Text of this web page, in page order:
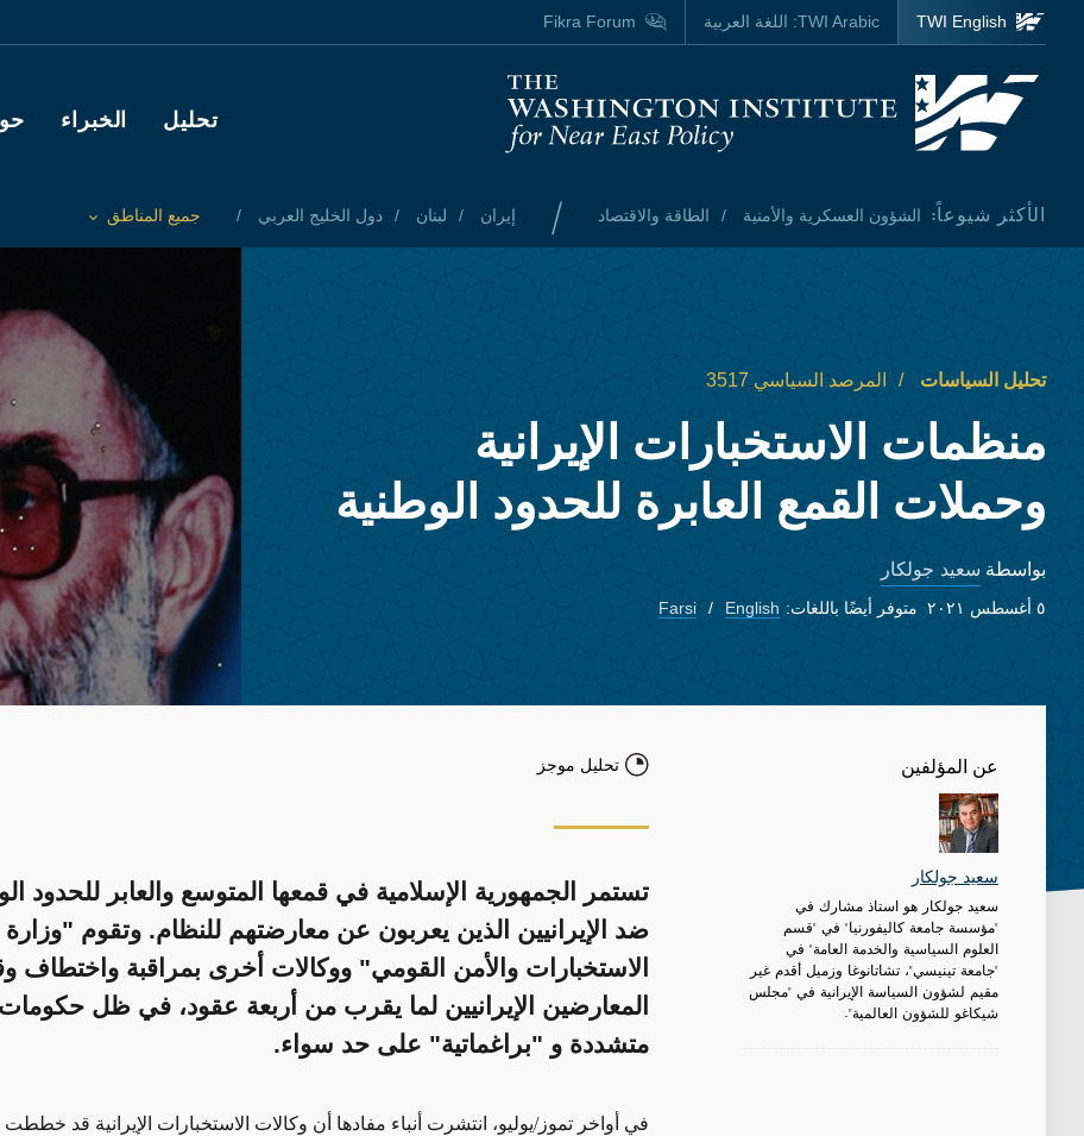
Skip to main content
Homepage
Main navigation
تحليل الخبراء
الأكثر شيوعاً: الشؤون العسكرية والأمنية الطاقة والاقتصاد / إيران لبنان دول الخليج العربي
Toggle List of
جميع المناطق
TWI English
TWI Arabic: اللغة العربية Fikra Forum
تحليل السياسات المرصد السياسي 3517
منظمات الاستخبارات الإيرانية
وحملات القمع العابرة للحدود الوطنية
بواسطة سعيد جولكار
٥ أغسطس ٢٠٢١ متوفر أيضًا باللغات: English
Farsi
عن المؤلفين
سعيد جولكار
سعيد جولكار هو استاذ مشارك في
"مؤسسة جامعة كاليفورنيا" في "قسم
العلوم السياسية والخدمة العامة" في
"جامعة تينيسي"، تشاتانوغا وزميل أقدم غير
مقيم لشؤون السياسة الإيرانية في "مجلس
شيكاغو للشؤون العالمية".
تحليل موجز
تستمر الجمهورية الإسلامية في قمعها المتوسع والعابر للحدود
ضد الإيرانيين الذين يعربون عن معارضتهم للنظام. وتقوم "وزارة
الاستخبارات والأمن القومي" ووكالات أخرى بمراقبة واختطاف
المعارضين الإيرانيين لما يقرب من أربعة عقود، في ظل حكومات
متشددة و "براغماتية" على حد سواء.
في أواخر تموز/يوليو، انتشرت أنباء مفادها أن وكالات الاستخبارات الإيرانية قد خططت